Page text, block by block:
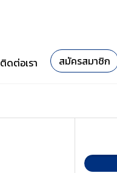
ติดต่อเรา สมัครสมาชิก